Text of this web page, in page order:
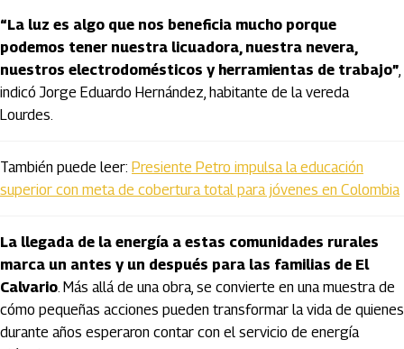
“La luz es algo que nos beneficia mucho porque
podemos tener nuestra licuadora, nuestra nevera,
nuestros electrodomésticos y herramientas de trabajo”,
indicó Jorge Eduardo Hernández, habitante de la vereda
Lourdes.
También puede leer: Presiente Petro impulsa la educación
superior con meta de cobertura total para jóvenes en Colombia
La llegada de la energía a estas comunidades rurales
marca un antes y un después para las familias de El
Calvario. Más allá de una obra, se convierte en una muestra de
cómo pequeñas acciones pueden transformar la vida de quienes
durante años esperaron contar con el servicio de energía